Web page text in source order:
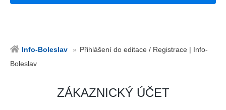
Info-Boleslav
Přihlášení do editace / Registrace | Info-
Boleslav
ZÁKAZNICKÝ ÚČET